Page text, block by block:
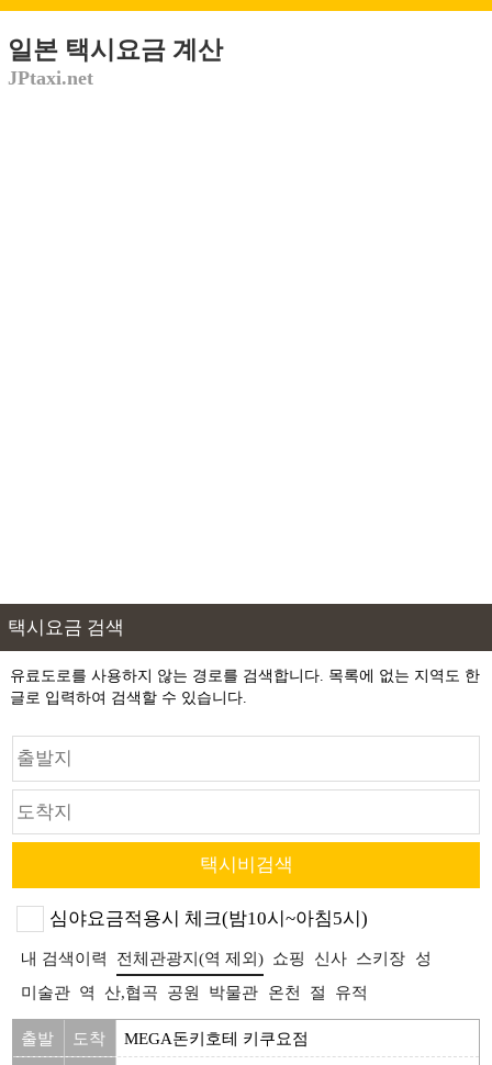
일본 택시요금 계산
JPtaxi.net
택시요금 검색
유료도로를 사용하지 않는 경로를 검색합니다. 목록에 없는 지역도 한
글로 입력하여 검색할 수 있습니다.
심야요금적용시 체크(밤10시~아침5시)
내 검색이력 전체관광지(역 제외) 쇼핑 신사 스키장 성
미술관 역 산,협곡 공원 박물관 온천 절 유적
출발 도착 MEGA돈키호테 키쿠요점